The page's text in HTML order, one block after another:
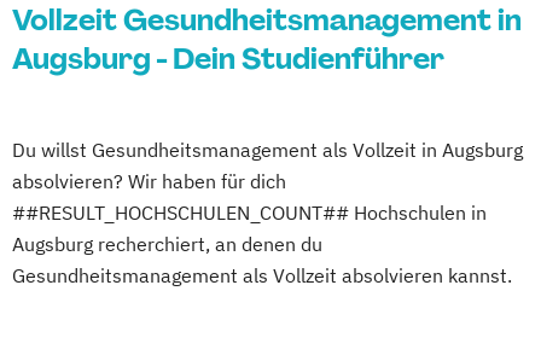
Vollzeit Gesundheitsmanagement in
Augsburg - Dein Studienführer
Du willst Gesundheitsmanagement als Vollzeit in Augsburg
absolvieren? Wir haben für dich
##RESULT_HOCHSCHULEN_COUNT## Hochschulen in
Augsburg recherchiert, an denen du
Gesundheitsmanagement als Vollzeit absolvieren kannst.